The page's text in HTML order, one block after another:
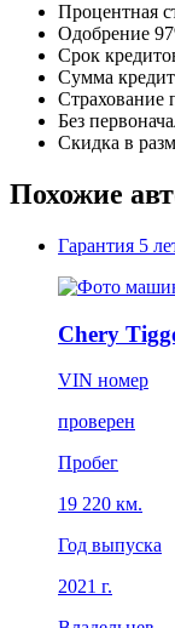
Процентная
Одобрение
Срок
Сумма
Страхование
Без
Скидка в
Похожие
Гарантия 5
Chery
VIN номер
проверен
Пробег
19 220 км.
Год выпуска
2021 г.